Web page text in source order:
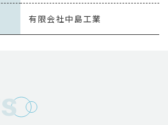
有限会社中島工業